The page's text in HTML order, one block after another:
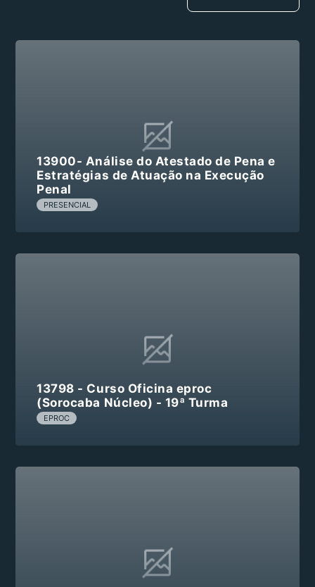
13900- Análise do Atestado de Pena e
Estratégias de Atuação na Execução
Penal
PRESENCIAL
13798 - Curso Oficina eproc
(Sorocaba Núcleo) - 19ª Turma
EPROC